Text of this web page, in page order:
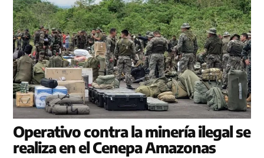
Operativo contra la minería ilegal se
realiza en el Cenepa Amazonas